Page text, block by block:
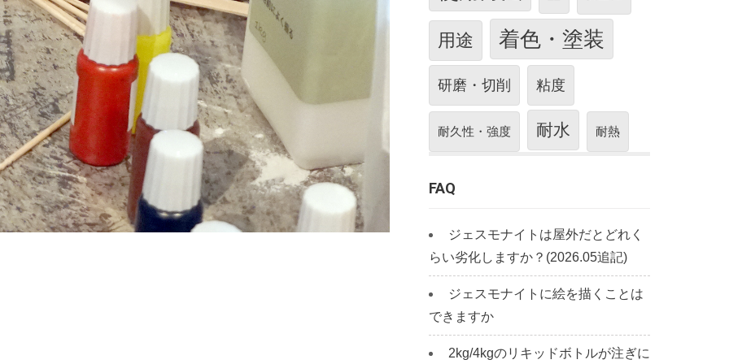
用途 着色・塗装
研磨・切削 粘度
耐久性・強度 耐水 耐熱
FAQ
ジェスモナイトは屋外だとどれく
らい劣化しますか？(2026.05追記)
ジェスモナイトに絵を描くことは
できますか
2kg/4kgのリキッドボトルが注ぎに